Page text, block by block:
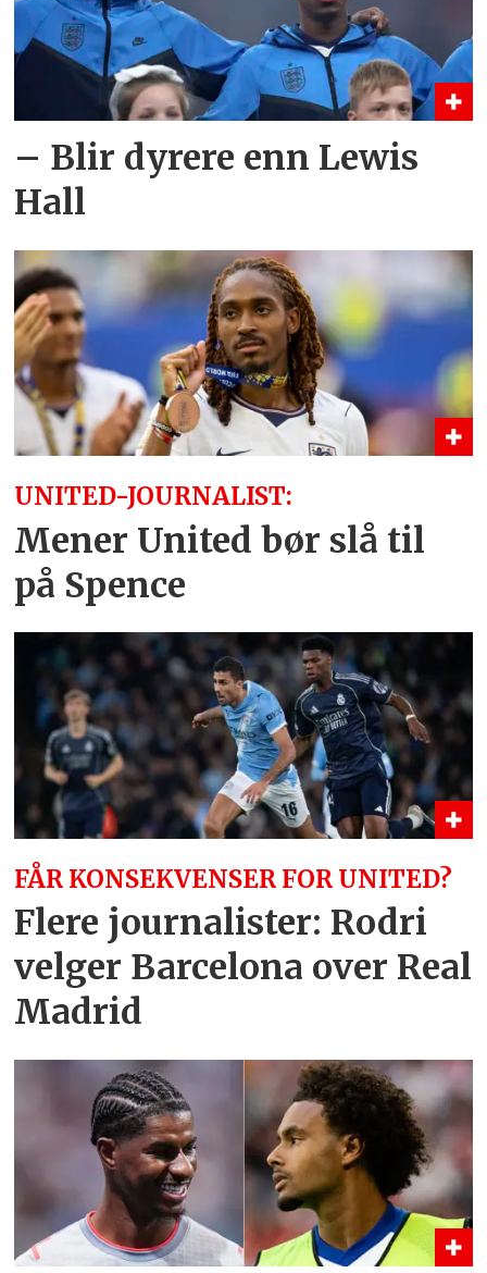
– Blir dyrere enn Lewis
Hall
UNITED-JOURNALIST:
Mener United bør slå til
på Spence
FÅR KONSEKVENSER FOR UNITED?
Flere journalister: Rodri
velger Barcelona over Real
Madrid